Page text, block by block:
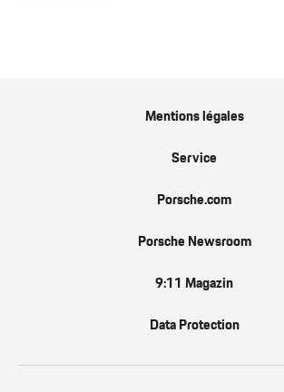
Mentions légales
Service
Porsche.com
Porsche Newsroom
9:11 Magazin
Data Protection